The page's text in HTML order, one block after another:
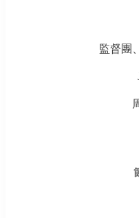
監督團